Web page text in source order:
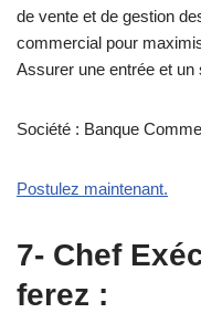
de vente et de gestion
commercial pour
Assurer une entrée et
Société : Banque
Postulez maintenant.
7- Chef
ferez :